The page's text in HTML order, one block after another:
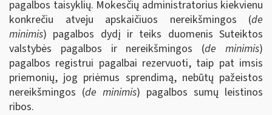
pagalbos taisyklių. Mokesčių administratorius kiekvienu
konkrečiu atveju apskaičiuos nereikšmingos (de
minimis) pagalbos dydį ir teiks duomenis Suteiktos
valstybės pagalbos ir nereikšmingos (de minimis)
pagalbos registrui pagalbai rezervuoti, taip pat imsis
priemonių, jog priėmus sprendimą, nebūtų pažeistos
nereikšmingos (de minimis) pagalbos sumų leistinos
ribos.